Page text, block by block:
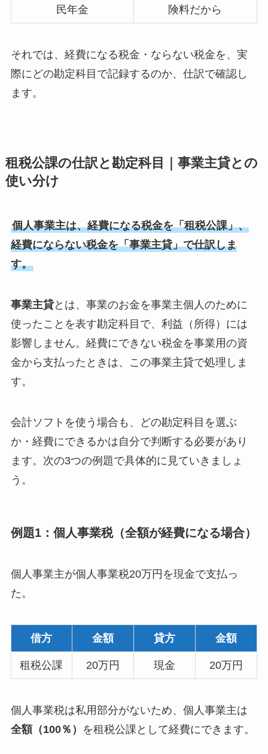
民年金
険料だから
それでは、経費になる税金・ならない税金を、実
際にどの勘定科目で記録するのか、仕訳で確認し
ます。
租税公課の仕訳と勘定科目｜事業主貸との
使い分け
個人事業主は、経費になる税金を「租税公課」、
経費にならない税金を「事業主貸」で仕訳しま
す。
事業主貸とは、事業のお金を事業主個人のために
使ったことを表す勘定科目で、利益（所得）には
影響しません。経費にできない税金を事業用の資
金から支払ったときは、この事業主貸で処理しま
す。
会計ソフトを使う場合も、どの勘定科目を選ぶ
か・経費にできるかは自分で判断する必要があり
ます。次の3つの例題で具体的に見ていきましょ
う。
例題1：個人事業税（全額が経費になる場合）
個人事業主が個人事業税20万円を現金で支払っ
た。
借方 金額 貸方 金額
租税公課 20万円 現金 20万円
個人事業税は私用部分がないため、個人事業主は
全額（100％）
を租税公課として経費にできます。